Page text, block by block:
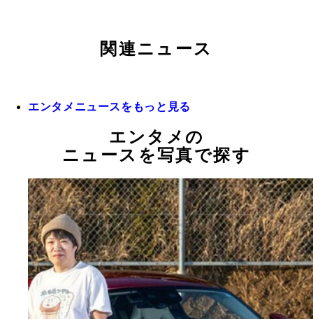
関連ニュース
エンタメニュースをもっと見る
エンタメの
ニュースを写真で探す